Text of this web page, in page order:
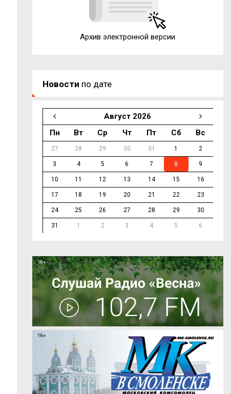
Архив электронной версии
Новости по дате
Август 2026
Пн
Вт Ср Чт Пт Сб Вс
27 28 29 30 31 1 2
3 4 5 6 7 8 9
10 11 12 13 14 15 16
17 18 19 20 21 22 23
24 25 26 27 28 29 30
31 1 2 3 4 5 6